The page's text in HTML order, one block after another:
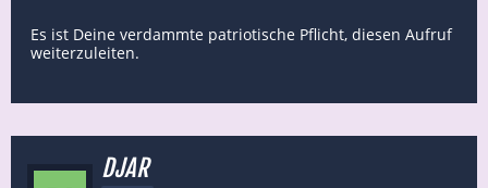
Es ist Deine verdammte patriotische Pflicht, diesen Aufruf
weiterzuleiten.
DJAR